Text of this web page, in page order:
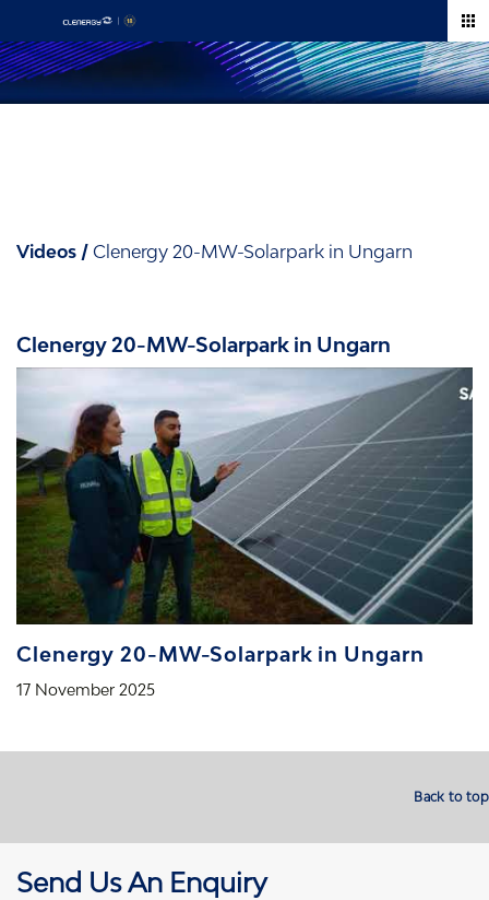
Inhalt
springen
Videos
Videos / Clenergy 20-MW-Solarpark in Ungarn
Clenergy 20-MW-Solarpark in Ungarn
Clenergy 20-MW-Solarpark in Ungarn
17 November 2025
Back to top
Send Us An Enquiry